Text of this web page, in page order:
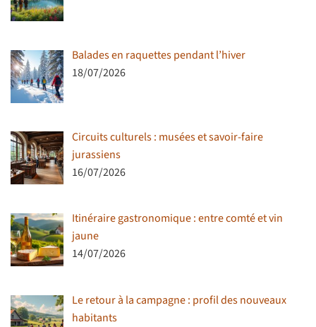
Balades en raquettes pendant l’hiver
18/07/2026
Circuits culturels : musées et savoir-faire
jurassiens
16/07/2026
Itinéraire gastronomique : entre comté et vin
jaune
14/07/2026
Le retour à la campagne : profil des nouveaux
habitants